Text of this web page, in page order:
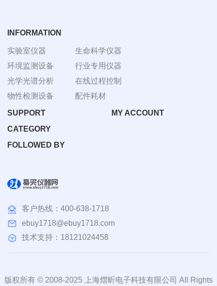
INFORMATION
实验室仪器
环境监测设备
光学光谱分析
物性检测设备
生命科学仪器
行业专用仪器
在线过程控制
配件耗材
SUPPORT
MY ACCOUNT
CATEGORY
FOLLOWED BY
客户热线： 400-638-1718
ebuy1718@ebuy1718.com
技术支持：18121024458
版权所有 © 2008-2025 上海熠昕电子科技有限公司 All Rights